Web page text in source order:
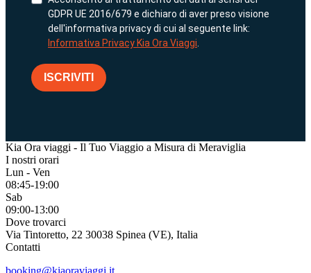
GDPR UE 2016/679 e dichiaro di aver preso visione
dell'informativa privacy di cui al seguente link:
Informativa Privacy Kia Ora Viaggi
ISCRIVITI
Kia Ora viaggi - Il Tuo Viaggio a Misura di Meraviglia
I nostri orari
Lun - Ven
08:45-19:00
Sab
09:00-13:00
Dove trovarci
Via Tintoretto, 22 30038 Spinea (VE), Italia
Contatti
booking@kiaoraviaggi.it